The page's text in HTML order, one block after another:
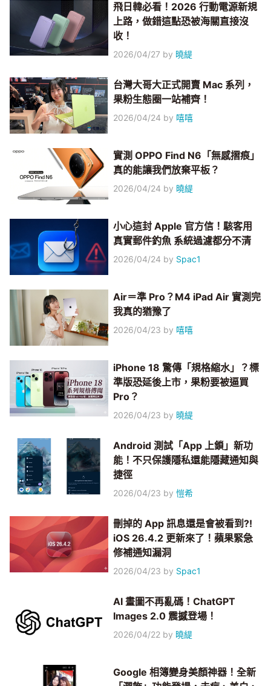
飛日韓必看！2026 行動電源新規
上路，做錯這點恐被海關直接沒
收！
2026/04/27 by 曉緹
台灣大哥大正式開賣 Mac 系列，
果粉生態圈一站補齊！
2026/04/24 by 嘻嘻
實測 OPPO Find N6「無感摺痕」
真的能讓我們放棄平板？
2026/04/24 by 曉緹
小心這封 Apple 官方信！駭客用
真實郵件釣魚 系統過濾都分不清
2026/04/24 by Spac1
Air＝準 Pro？M4 iPad Air 實測完
我真的猶豫了
2026/04/23 by 嘻嘻
iPhone 18 驚傳「規格縮水」？標
準版恐延後上市，果粉要被逼買
Pro？
2026/04/23 by 曉緹
Android 測試「App 上鎖」新功
能！不只保護隱私還能隱藏通知與
捷徑
2026/04/23 by愷希
刪掉的 App 訊息還是會被看到?!
iOS 26.4.2 更新來了！蘋果緊急
修補通知漏洞
2026/04/23 by Spac1
AI 畫圖不再亂碼！ChatGPT
Images 2.0 震撼登場！
2026/04/22 by 曉緹
Google 相簿變身美顏神器！全新